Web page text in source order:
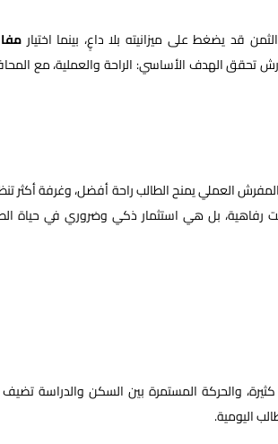
قد يضغط على ميزانيته بلا داعٍ، بينما اختيار
تحقق الهدف الأساسي: الراحة والعملية، مع
العملي يمنح الطالب راحة أفضل، وغرفة أكثر
رفاهية، بل هي استثمار ذكي وضروري في حياة
والحركة المستمرة بين السكن والدراسة تضيف
اليومية.